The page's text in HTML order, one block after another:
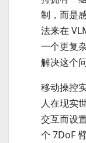
制，而是
法来在
一个更复
解决这个问
移动操控
人在现实
交互而设
个 7DoF